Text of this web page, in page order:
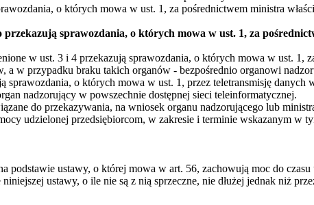
o których mowa w ust. 1, za pośrednictwem ministra
sprawozdania, o których mowa w ust. 1, za
w ust. 3 i 4 przekazują sprawozdania, o których mowa w ust. 1,
a w przypadku braku takich organów - bezpośrednio organowi
sprawozdania, o których mowa w ust. 1, przez teletransmisję danych
nadzorujący w powszechnie dostępnej sieci teleinformatycznej.
do przekazywania, na wniosek organu nadzorującego lub
udzielonej przedsiębiorcom, w zakresie i terminie wskazanym w
podstawie ustawy, o której mowa w art. 56, zachowują moc do
ustawy, o ile nie są z nią sprzeczne, nie dłużej jednak niż